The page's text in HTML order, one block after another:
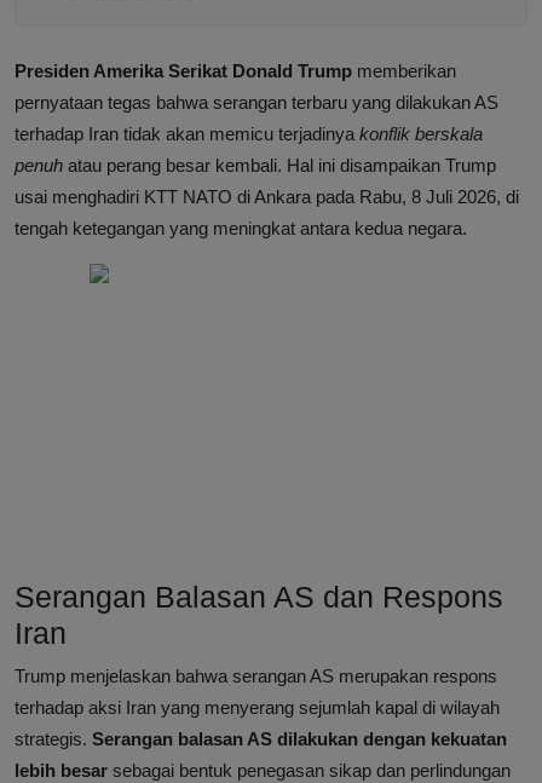
Presiden Amerika Serikat Donald Trump memberikan
pernyataan tegas bahwa serangan terbaru yang dilakukan AS
terhadap Iran tidak akan memicu terjadinya konflik berskala
penuh atau perang besar kembali. Hal ini disampaikan Trump
usai menghadiri KTT NATO di Ankara pada Rabu, 8 Juli 2026, di
tengah ketegangan yang meningkat antara kedua negara.
Serangan Balasan AS dan Respons
Iran
Trump menjelaskan bahwa serangan AS merupakan respons
terhadap aksi Iran yang menyerang sejumlah kapal di wilayah
strategis. Serangan balasan AS dilakukan dengan kekuatan
lebih besar sebagai bentuk penegasan sikap dan perlindungan